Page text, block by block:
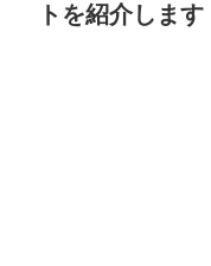
トを紹介します